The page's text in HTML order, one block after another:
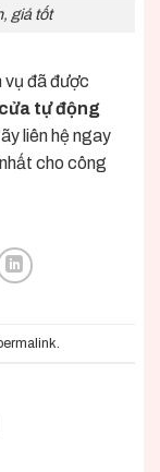
giá tốt
vụ đã được
tự động
liên hệ ngay
cho công